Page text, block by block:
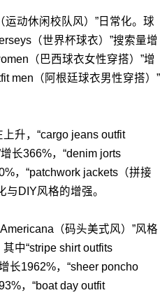
运动休闲校队风）”日常化。球
（世界杯球衣）”搜索量增
（巴西球衣女性穿搭）”增
men（阿根廷球衣男性穿搭）”
升，“cargo jeans outfit
长366%，“denim jorts
，“patchwork jackets（拼接
与DIY风格的增强。
（码头美式风）”风格
中“stripe shirt outfits
长1962%，“sheer poncho
，“boat day outfit